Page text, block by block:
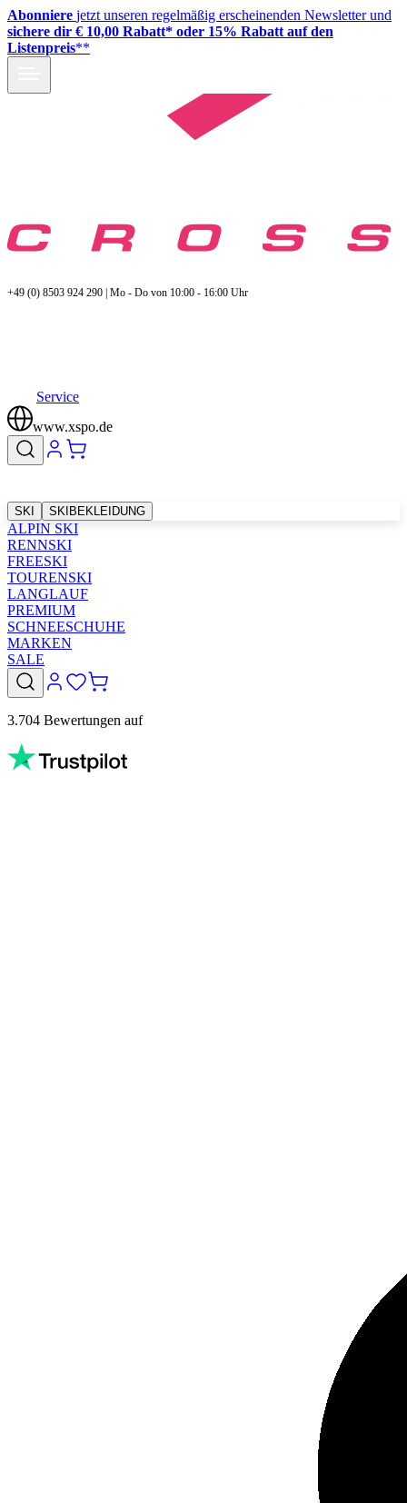
Abonniere jetzt unseren regelmäßig erscheinenden Newsletter und
sichere dir € 10,00 Rabatt* oder 15% Rabatt auf den
Listenpreis**
+49 (0) 8503 924 290 | Mo - Do von 10:00 - 16:00 Uhr
Service
www.xspo.de
SKI SKIBEKLEIDUNG
ALPIN SKI
RENNSKI
FREESKI
TOURENSKI
LANGLAUF
PREMIUM
SCHNEESCHUHE
MARKEN
SALE
3.704 Bewertungen auf